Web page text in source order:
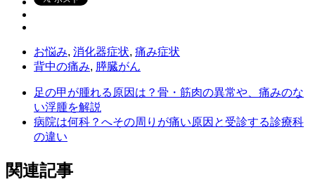
お悩み, 消化器症状, 痛み症状
背中の痛み, 膵臓がん
足の甲が腫れる原因は？骨・筋肉の異常や、痛みのな
い浮腫を解説
病院は何科？へその周りが痛い原因と受診する診療科
の違い
関連記事